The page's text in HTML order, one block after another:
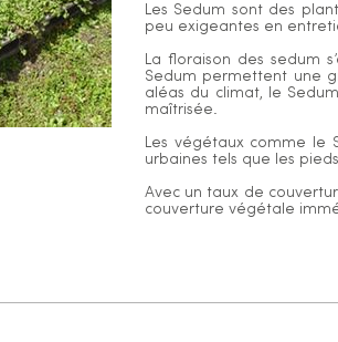
Les Sedum sont des
peu exigeantes en
La floraison des sedum
Sedum permettent une
aléas du climat, le
maîtrisée.
Les végétaux comme le
urbaines tels que les
Avec un taux de
couverture végétale